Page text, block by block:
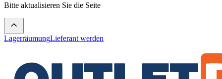
Bitte aktualisieren Sie die Seite
LagerräumungLieferant werden